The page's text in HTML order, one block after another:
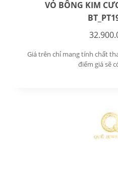
VỎ BÔNG KIM
Giá trên chỉ mang tính chất
điểm giá sẽ